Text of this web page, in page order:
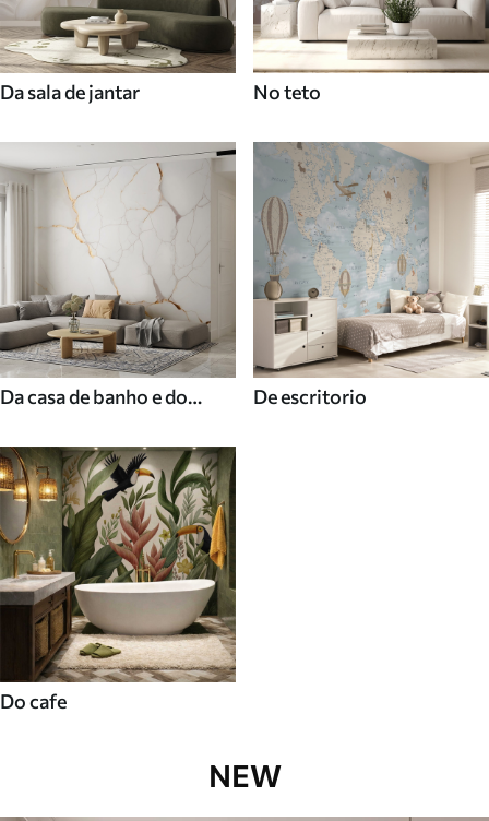
Da sala de jantar No teto
Da casa de banho e do
De escritorio
Do cafe
NEW